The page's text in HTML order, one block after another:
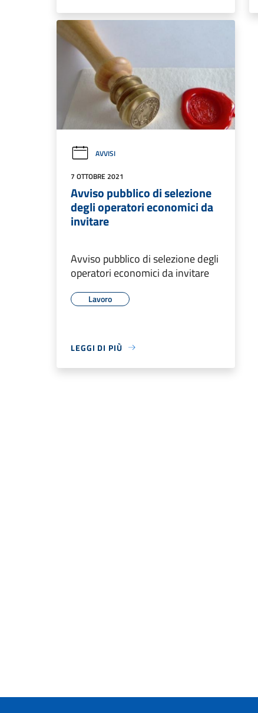
AVVISI
7 OTTOBRE 2021
Avviso pubblico di selezione
degli operatori economici da
invitare
Avviso pubblico di selezione degli
operatori economici da invitare
Lavoro
LEGGI DI PIÙ